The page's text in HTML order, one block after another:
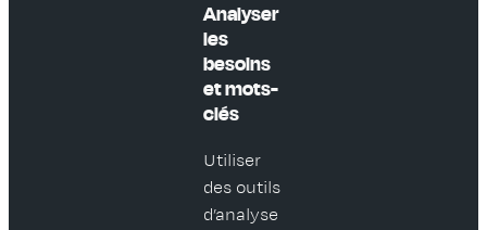
Analyser
les
besoins
et mots-
clés
Utiliser
des outils
d’analyse